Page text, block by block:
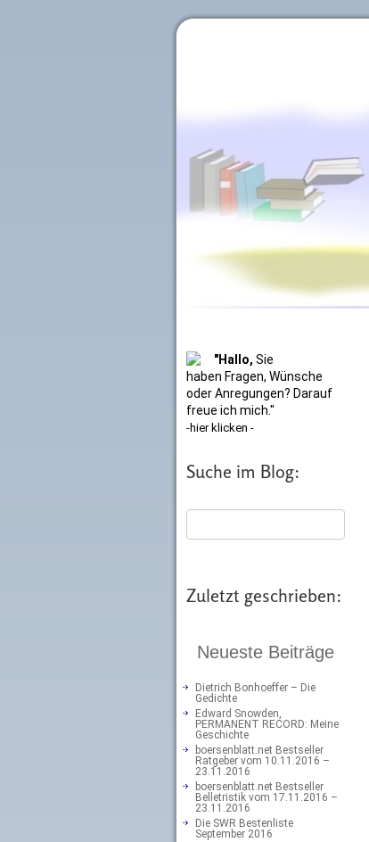
"Hallo, Sie
haben Fragen, Wünsche
oder Anregungen? Darauf
freue ich mich."
-hier klicken -
Suche im Blog:
Zuletzt geschrieben:
Neueste Beiträge
Dietrich Bonhoeffer – Die
Gedichte
Edward Snowden,
PERMANENT RECORD: Meine
Geschichte
boersenblatt.net Bestseller
Ratgeber vom 10.11.2016 –
23.11.2016
boersenblatt.net Bestseller
Belletristik vom 17.11.2016 –
23.11.2016
Die SWR Bestenliste
September 2016